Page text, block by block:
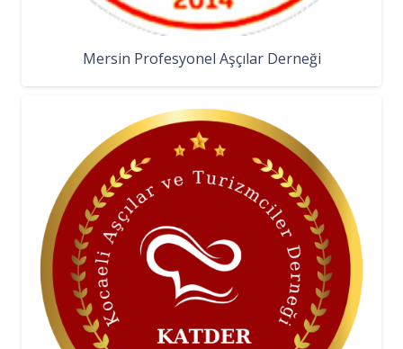
Mersin Profesyonel Aşçılar Derneği